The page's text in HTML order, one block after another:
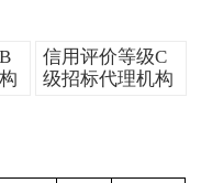
信用评价等级C
级招标代理机构